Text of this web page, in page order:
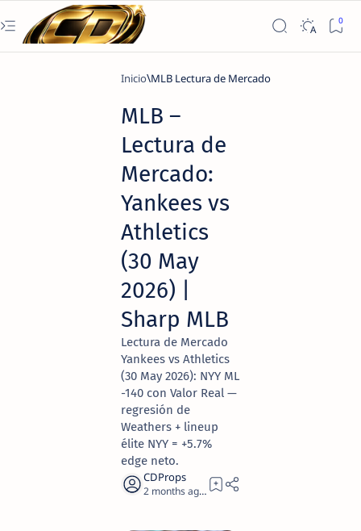
Inicio MLB Lectura de Mercado
MLB –
Lectura de
Mercado:
Yankees vs
Athletics
(30 May
2026) |
Sharp MLB
Lectura de Mercado
Yankees vs Athletics
(30 May 2026): NYY ML
-140 con Valor Real —
regresión de
Weathers + lineup
élite NYY = +5.7%
edge neto.
2 months ago 14